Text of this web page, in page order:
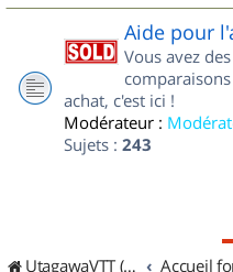
Aide pour
Vous avez
achat, c'est ici !
Modérateur :
Sujets : 243
UtagawaVTT (Randos VTT et VTTAE avec traces GPS) Accueil